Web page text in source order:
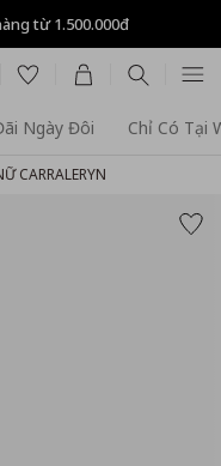
từ 1.500.000đ
Ngày Đôi Chỉ Có Tại
CARRALERYN